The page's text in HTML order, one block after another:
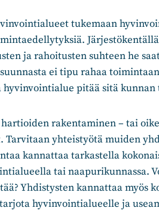
tukemaan
ja rahoitusten suhteen he
ei tipu rahaa
pitää sitä kunnan
rakentaminen – tai
yhteistyötä muiden
kannattaa tarkastella
tai naapurikunnassa.
Yhdistysten kannattaa myös
hyvinvointialueelle ja